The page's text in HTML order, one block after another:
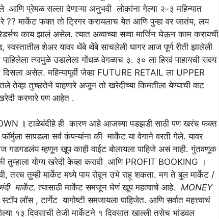
प्रेमळ सल्ला देणाऱ्या अनुभवी लोकांना गेल्या २-३ महिन्यात
?? मार्केट फक्त तो ट्रिगर करायलाच येत आणि पुन्हा वर जातंय, लय
काय झालं असेल. त्यात अव्वाच्या सव्वा मार्जिन घेऊन काम करायची
शेअर यावर थेंबे थेंबे साचलेली घागर आज पूर्ण रीती झालेली
त्यामुळे उडालेला गोंधळ वेगळाच ३. ३० ला हिरवं पाहायची सवय
असेल. महिन्यापूर्वी जेव्हा FUTURE RETAIL ला UPPER
तेव्हा तुच्छतेने पाहणारे अजून तो खरेदीच्या किमतीला येण्याची वाट
करणारे पण आहेत .
।टाळेबंदीहे ही कारण आहे आजच्या पडझडी साठी पण खरंच फक्त
सापडला सर्व कंपन्यांना की मार्केट या वेगाने वरती गेले. यावर
गडगडलंय म्हणून खूप काही वाईट बोलायला पाहिजे असं नाही. गुंतवणूक
योग्य खरेदी केव्हा करावी आणि PROFIT BOOKING ।
तरच तुम्ही मार्केट मध्ये पाय रोवून उभे राहू शकता. मग ते बुल मार्केट /
मार्केट. त्यासाठी मार्केट समजून घेणं खूप महत्वाचे आहे. MONEY
लॉस , टार्गेट यागोष्टी समजायला पाहिजेत. आणि सर्वात महत्त्वाचं
१३ दिवसाची तेजी मार्केटने १ दिवसात खाल्ली तसेच भांडवल